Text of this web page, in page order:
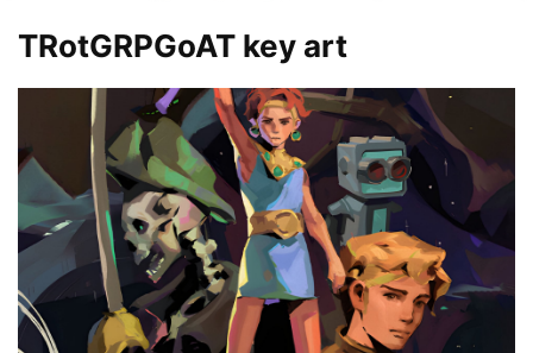
TRotGRPGoAT key art